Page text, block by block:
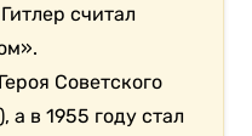
считал
Советского
а в 1955 году стал